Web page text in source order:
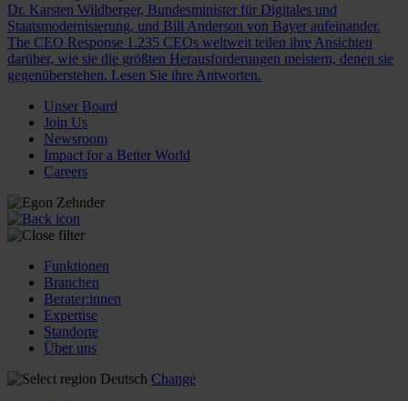
Dr. Karsten Wildberger, Bundesminister für Digitales und
Staatsmodernisierung, und Bill Anderson von Bayer aufeinander.
The CEO Response 1.235 CEOs weltweit teilen ihre Ansichten
darüber, wie sie die größten Herausforderungen meistern, denen sie
gegenüberstehen. Lesen Sie ihre Antworten.
Unser Board
Join Us
Newsroom
Impact for a Better World
Careers
Funktionen
Branchen
Berater:innen
Expertise
Standorte
Über uns
Deutsch Change